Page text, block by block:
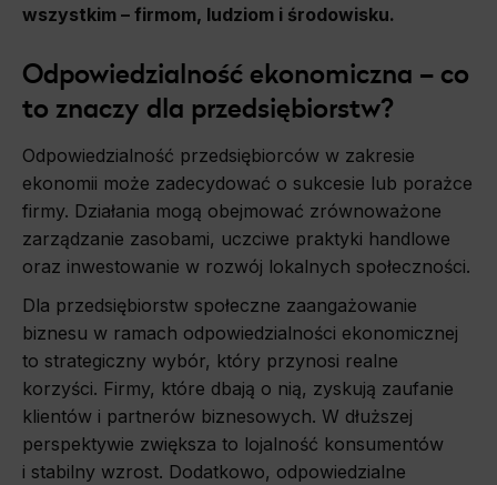
wszystkim – firmom, ludziom i środowisku.
Odpowiedzialność ekonomiczna – co
to znaczy dla przedsiębiorstw?
Odpowiedzialność przedsiębiorców w zakresie
ekonomii może zadecydować o sukcesie lub porażce
firmy. Działania mogą obejmować zrównoważone
zarządzanie zasobami, uczciwe praktyki handlowe
oraz inwestowanie w rozwój lokalnych społeczności.
Dla przedsiębiorstw społeczne zaangażowanie
biznesu w ramach odpowiedzialności ekonomicznej
to strategiczny wybór, który przynosi realne
korzyści. Firmy, które dbają o nią, zyskują zaufanie
klientów i partnerów biznesowych. W dłuższej
perspektywie zwiększa to lojalność konsumentów
i stabilny wzrost. Dodatkowo, odpowiedzialne